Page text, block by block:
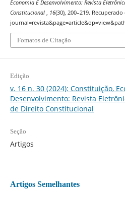
Economia E Desenvolvimento: Revista
Constitucional
16(30), 200–219.
Fomatos de Citação
Edição
v. 16 n. 30 (2024): Constituição,
Desenvolvimento: Revista
de Direito Constitucional
Seção
Artigos
Artigos Semelhantes